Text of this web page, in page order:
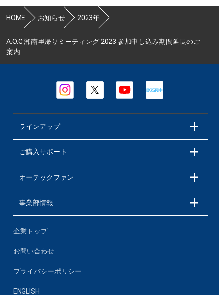
HOME お知らせ 2023年
A.O.G 湘南里帰りミーティング 2023 参加申し込み期間延長のご
案内
ラインアップ
ご購入サポート
オーテックファン
事業部情報
企業トップ
お問い合わせ
プライバシーポリシー
ENGLISH